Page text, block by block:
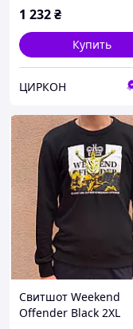
1 232₴
Купить
ЦИРКОН
Свитшот Weekend
Offender Black 2XL